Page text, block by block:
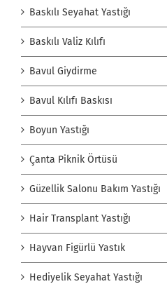
Baskılı Seyahat Yastığı
Baskılı Valiz Kılıfı
Bavul Giydirme
Bavul Kılıfı Baskısı
Boyun Yastığı
Çanta Piknik Örtüsü
Güzellik Salonu Bakım Yastığı
Hair Transplant Yastığı
Hayvan Figürlü Yastık
Hediyelik Seyahat Yastığı